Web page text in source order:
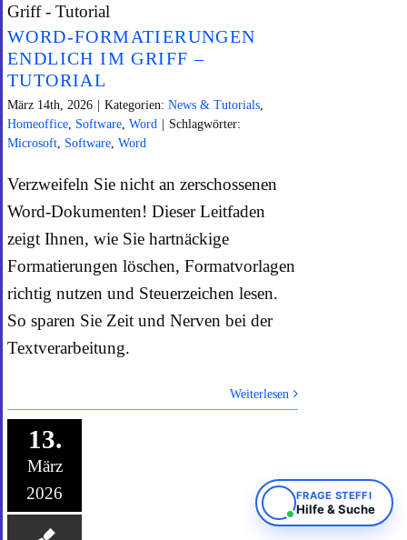
WORD-FORMATIERUNGEN
ENDLICH IM GRIFF –
TUTORIAL
März 14th, 2026 | Kategorien: News & Tutorials
Homeoffice Software Word | Schlagwörter:
Microsoft Software Word
Verzweifeln Sie nicht an zerschossenen
Word-Dokumenten! Dieser Leitfaden
zeigt Ihnen, wie Sie hartnäckige
Formatierungen löschen, Formatvorlagen
richtig nutzen und Steuerzeichen lesen.
So sparen Sie Zeit und Nerven bei der
Textverarbeitung.
Weiterlesen
13.
März
2026
FRAGE STEFFI
Hilfe & Suche